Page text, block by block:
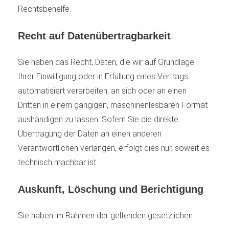
Rechtsbehelfe.
Recht auf Daten­übertrag­barkeit
Sie haben das Recht, Daten, die wir auf Grundlage
Ihrer Einwilligung oder in Erfüllung eines Vertrags
automatisiert verarbeiten, an sich oder an einen
Dritten in einem gängigen, maschinenlesbaren Format
aushändigen zu lassen. Sofern Sie die direkte
Übertragung der Daten an einen anderen
Verantwortlichen verlangen, erfolgt dies nur, soweit es
technisch machbar ist.
Auskunft, Löschung und Berichtigung
Sie haben im Rahmen der geltenden gesetzlichen